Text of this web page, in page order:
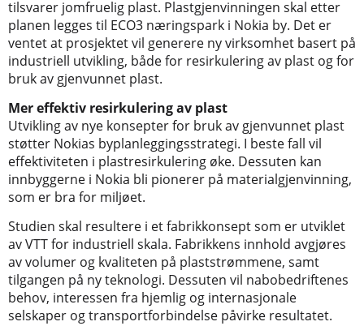
tilsvarer jomfruelig plast. Plastgjenvinningen skal etter
planen legges til ECO3 næringspark i Nokia by. Det er
ventet at prosjektet vil generere ny virksomhet basert på
industriell utvikling, både for resirkulering av plast og for
bruk av gjenvunnet plast.
Mer effektiv resirkulering av plast
Utvikling av nye konsepter for bruk av gjenvunnet plast
støtter Nokias byplanleggingsstrategi. I beste fall vil
effektiviteten i plastresirkulering øke. Dessuten kan
innbyggerne i Nokia bli pionerer på materialgjenvinning,
som er bra for miljøet.
Studien skal resultere i et fabrikkonsept som er utviklet
av VTT for industriell skala. Fabrikkens innhold avgjøres
av volumer og kvaliteten på plaststrømmene, samt
tilgangen på ny teknologi. Dessuten vil nabobedriftenes
behov, interessen fra hjemlig og internasjonale
selskaper og transportforbindelse påvirke resultatet.